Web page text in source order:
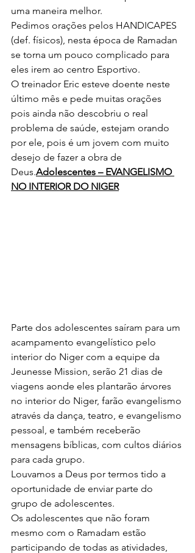
uma maneira melhor.
Pedimos orações pelos HANDICAPES
(def. físicos), nesta época de Ramadan
se torna um pouco complicado para
eles irem ao centro Esportivo.
O treinador Eric esteve doente neste
último mês e pede muitas orações
pois ainda não descobriu o real
problema de saúde, estejam orando
por ele, pois é um jovem com muito
desejo de fazer a obra de
Deus.Adolescentes – EVANGELISMO
NO INTERIOR DO NIGER
Parte dos adolescentes saíram para um
acampamento evangelístico pelo
interior do Niger com a equipe da
Jeunesse Mission, serão 21 dias de
viagens aonde eles plantarão árvores
no interior do Niger, farão evangelismo
através da dança, teatro, e evangelismo
pessoal, e também receberão
mensagens bíblicas, com cultos diários
para cada grupo.
Louvamos a Deus por termos tido a
oportunidade de enviar parte do
grupo de adolescentes.
Os adolescentes que não foram
mesmo com o Ramadam estão
participando de todas as atividades,